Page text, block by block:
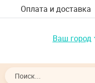
Оплата и доставка
Ваш город